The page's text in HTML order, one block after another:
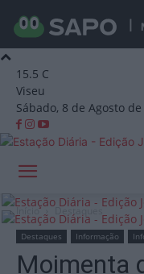
15.5 C
Viseu
Sábado, 8 de Agosto de
Início Destaques
Destaques Informação
Moimenta